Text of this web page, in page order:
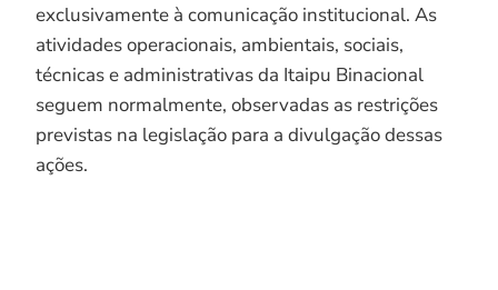
exclusivamente à comunicação institucional. As
atividades operacionais, ambientais, sociais,
técnicas e administrativas da Itaipu Binacional
seguem normalmente, observadas as restrições
previstas na legislação para a divulgação dessas
ações.